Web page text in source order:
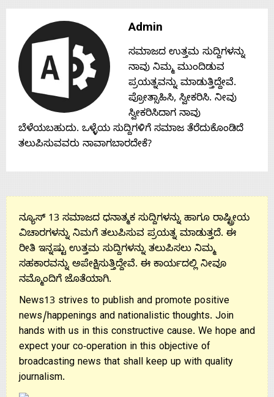
Admin
ಸಮಾಜದ ಉತ್ತಮ ಸುದ್ದಿಗಳನ್ನು
ನಾವು ನಿಮ್ಮ ಮುಂದಿಡುವ
ಪ್ರಯತ್ನವನ್ನು ಮಾಡುತ್ತಿದ್ದೇವೆ.
ಪ್ರೋತ್ಸಾಹಿಸಿ, ಸ್ವೀಕರಿಸಿ. ನೀವು
ಸ್ವೀಕರಿಸಿದಾಗ ನಾವು
ಬೆಳೆಯಬಹುದು. ಒಳ್ಳೆಯ ಸುದ್ದಿಗಳಿಗೆ ಸಮಾಜ ತೆರೆದುಕೊಂಡಿದೆ
ತಲುಪಿಸುವವರು ನಾವಾಗಬಾರದೇಕೆ?
ನ್ಯೂಸ್ 13 ಸಮಾಜದ ಧನಾತ್ಮಕ ಸುದ್ದಿಗಳನ್ನು ಹಾಗೂ ರಾಷ್ಟ್ರೀಯ
ವಿಚಾರಗಳನ್ನು ನಿಮಗೆ ತಲುಪಿಸುವ ಪ್ರಯತ್ನ ಮಾಡುತ್ತದೆ. ಈ
ರೀತಿ ಇನ್ನಷ್ಟು ಉತ್ತಮ ಸುದ್ದಿಗಳನ್ನು ತಲುಪಿಸಲು ನಿಮ್ಮ
ಸಹಕಾರವನ್ನು ಅಪೇಕ್ಷಿಸುತ್ತಿದ್ದೇವೆ. ಈ ಕಾರ್ಯದಲ್ಲಿ ನೀವೂ
ನಮ್ಮೊಂದಿಗೆ ಜೊತೆಯಾಗಿ.
News13 strives to publish and promote positive
news/happenings and nationalistic thoughts. Join
hands with us in this constructive cause. We hope and
expect your co-operation in this objective of
broadcasting news that shall keep up with quality
journalism.